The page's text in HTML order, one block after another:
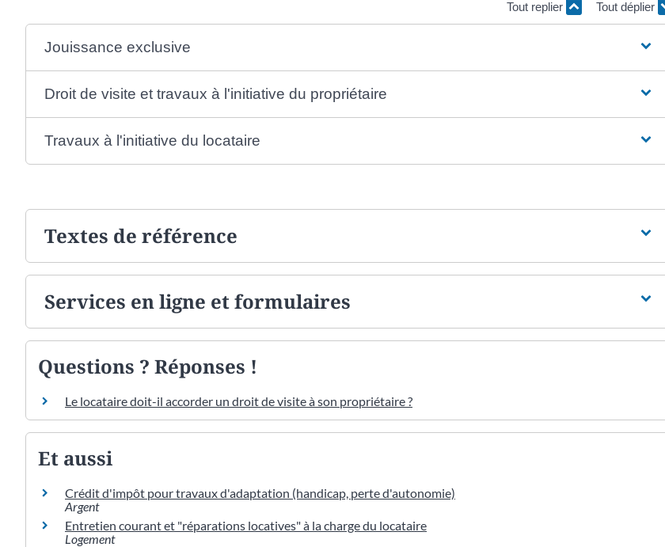
Tout replier Tout déplier
Jouissance exclusive
Droit de visite et travaux à l'initiative du propriétaire
Travaux à l'initiative du locataire
Textes de référence
Services en ligne et formulaires
Questions ? Réponses !
Le locataire doit-il accorder un droit de visite à son propriétaire ?
Et aussi
Crédit d'impôt pour travaux d'adaptation (handicap, perte d'autonomie)
Argent
Entretien courant et "réparations locatives" à la charge du locataire
Logement